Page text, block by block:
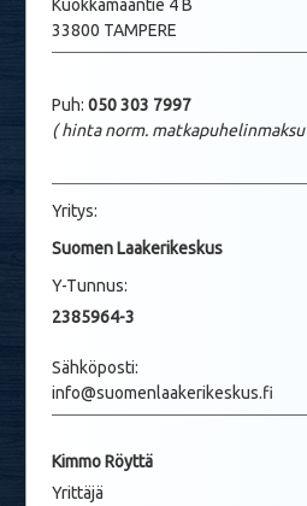
Kuokkamaantie 4 B
33800 TAMPERE
Puh: 050 303 7997
( hinta norm. matkapuhelinmaksu
Yritys:
Suomen Laakerikeskus
Y-Tunnus:
2385964-3
Sähköposti:
info@suomenlaakerikeskus.fi
Kimmo Röyttä
Yrittäjä